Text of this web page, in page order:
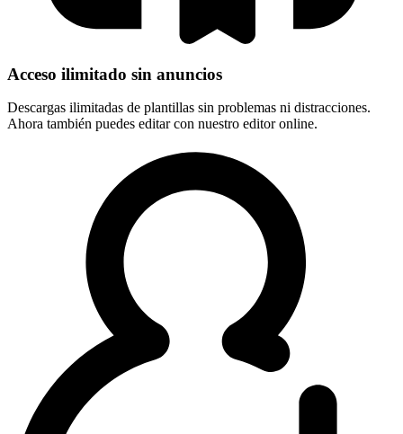
Acceso ilimitado sin anuncios
Descargas ilimitadas de plantillas sin problemas ni distracciones.
Ahora también puedes editar con nuestro editor online.